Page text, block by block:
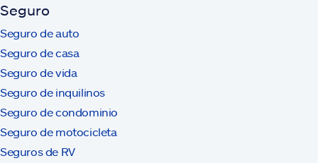
Seguro
Seguro de auto
Seguro de casa
Seguro de vida
Seguro de inquilinos
Seguro de condominio
Seguro de motocicleta
Seguros de RV